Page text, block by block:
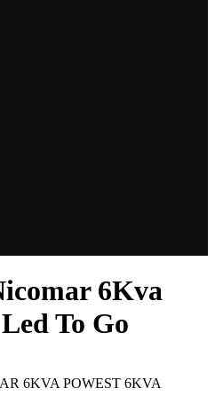
6Kva
To Go
6KVA POWEST 6KVA